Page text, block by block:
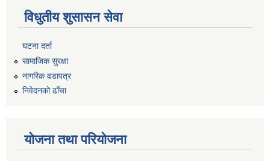
विधुतीय शुसासन सेवा
घटना दर्ता
सामाजिक सुरक्षा
नागरिक वडापत्र
निवेदनको ढाँचा
योजना तथा परियोजना